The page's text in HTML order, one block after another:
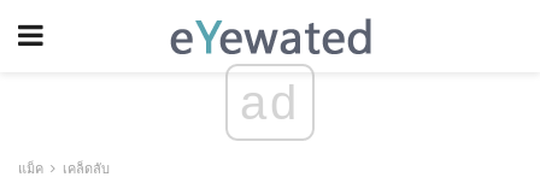
ad
แม็ค เคล็ดลับ